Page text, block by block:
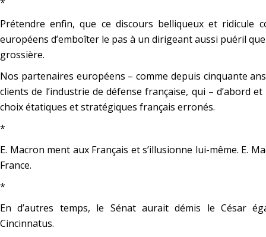
Prétendre enfin, que ce discours belliqueux et ridicule
européens d’emboîter le pas à un dirigeant aussi puéril
grossière.
Nos partenaires européens – comme depuis cinquante
clients de l’industrie de défense française, qui – d’abord
choix étatiques et stratégiques français erronés.
*
E. Macron ment aux Français et s’illusionne lui-même. E.
France.
*
En d’autres temps, le Sénat aurait démis le César
Cincinnatus.